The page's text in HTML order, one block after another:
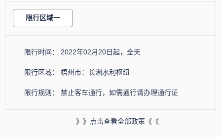
限行区域一
限行时间： 2022年02月20日起，全天
限行区域： 梧州市：长洲水利枢纽
限行规则： 禁止客车通行，如需通行请办理通行证
》》点击查看全部政策《《